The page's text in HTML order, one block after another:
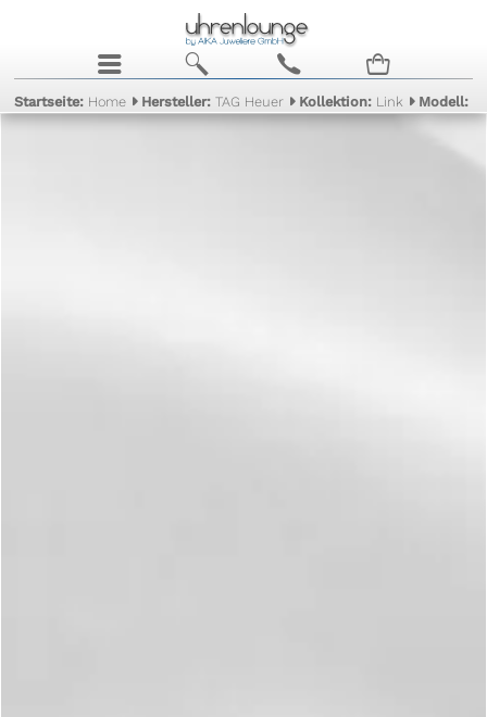
j b c n
Startseite: Home Hersteller:TAG Heuer Kollektion: Link Modell: